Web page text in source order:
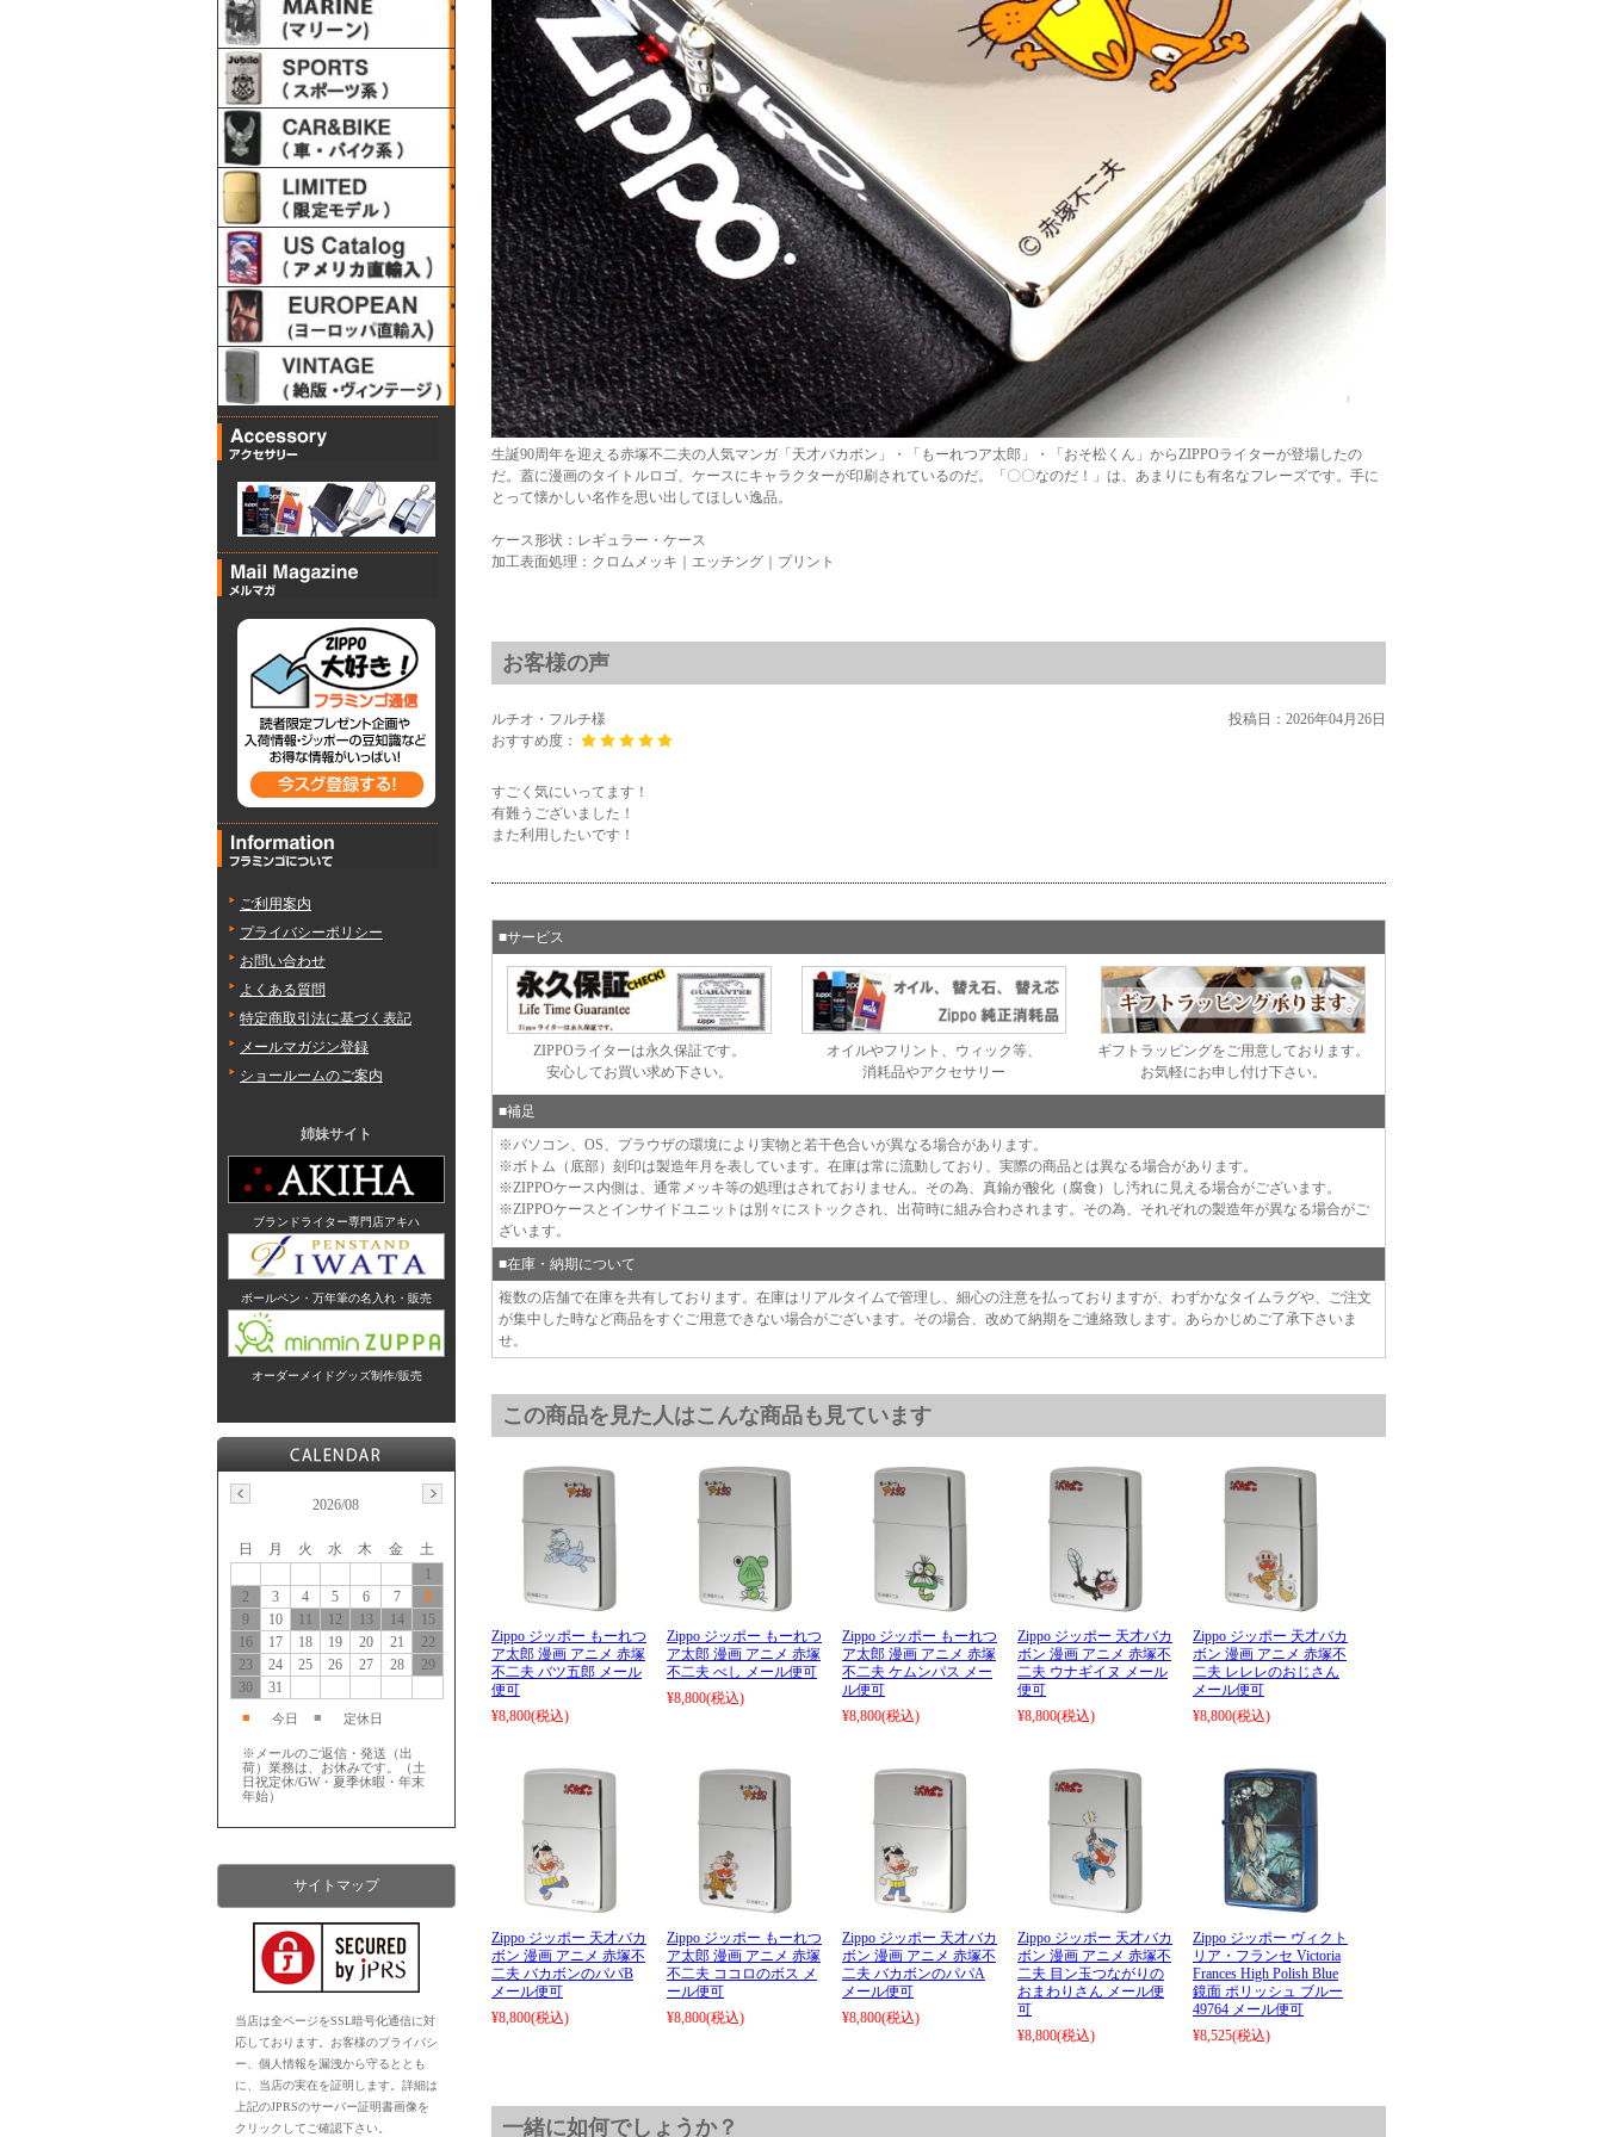
生誕90周年を迎える赤塚不二夫の人気マンガ「天才バカボン」・「もーれつア太郎」・「おそ松くん」からZIPPOライターが登場したの
だ。蓋に漫画のタイトルロゴ、ケースにキャラクターが印刷されているのだ。「〇〇なのだ！」は、あまりにも有名なフレーズです。手に
とって懐かしい名作を思い出してほしい逸品。
ケース形状：レギュラー・ケース
加工表面処理：クロムメッキ｜エッチング｜プリント
お客様の声
ルチオ・フルチ様 投稿日： 2026年04月26日
おすすめ度：
すごく気にいってます！
有難うございました！
また利用したいです！
■サービス
ZIPPOライターは永久保証です。
安心してお買い求め下さい。
オイルやフリント、ウィック等、
消耗品やアクセサリー
ギフトラッピングをご用意しております。
お気軽にお申し付け下さい。
■補足
※パソコン、OS、プラウザの環境により実物と若干色合いが異なる場合があります。
※ボトム（底部）刻印は製造年月を表しています。在庫は常に流動しており、実際の商品とは異なる場合があります。
※ZIPPOケース内側は、通常メッキ等の処理はされておりません。その為、真鍮が酸化（腐食）し汚れに見える場合がございます。
※ZIPPOケースとインサイドユニットは別々にストックされ、出荷時に組み合わされます。その為、それぞれの製造年が異なる場合がご
ざいます。
■在庫・納期について
複数の店舗で在庫を共有しております。在庫はリアルタイムで管理し、細心の注意を払っておりますが、わずかなタイムラグや、ご注文
が集中した時など商品をすぐご用意できない場合がございます。その場合、改めて納期をご連絡致します。あらかじめご了承下さいま
せ。
この商品を見た人はこんな商品も見ています
Zippo ジッポー もーれつ
ア太郎 漫画 アニメ 赤塚
不二夫 バツ五郎 メール
便可
¥8,800(税込)
Zippo ジッポー もーれつ
ア太郎 漫画 アニメ 赤塚
不二夫 べし メール便可
¥8,800(税込)
Zippo ジッポー もーれつ
ア太郎 漫画 アニメ 赤塚
不二夫 ケムンパス メー
ル便可
¥8,800(税込)
Zippo ジッポー 天才バカ
ボン 漫画 アニメ 赤塚不
二夫 ウナギイヌ メール
便可
¥8,800(税込)
Zippo ジッポー 天才バカ
ボン 漫画 アニメ 赤塚不
二夫 レレレのおじさん
メール便可
¥8,800(税込)
Zippo ジッポー 天才バカ
ボン 漫画 アニメ 赤塚不
二夫 バカボンのパパB
メール便可
¥8,800(税込)
Zippo ジッポー もーれつ
ア太郎 漫画 アニメ 赤塚
不二夫 ココロのボス メ
ール便可
¥8,800(税込)
Zippo ジッポー 天才バカ
ボン 漫画 アニメ 赤塚不
二夫 バカボンのパパA
メール便可
¥8,800(税込)
Zippo ジッポー 天才バカ
ボン 漫画 アニメ 赤塚不
二夫 目ン玉つながりの
おまわりさん メール便
可
¥8,800(税込)
Zippo ジッポー ヴィクト
リア・フランセ Victoria
Frances High Polish Blue
鏡面 ポリッシュ ブルー
49764 メール便可
¥8,525(税込)
一緒に如何でしょうか？
ご利用案内
プライバシーポリシー
お問い合わせ
よくある質問
特定商取引法に基づく表記
メールマガジン登録
ショールームのご案内
姉妹サイト
ブランドライター専門店アキハ
ボールペン・万年筆の名入れ・販売
オーダーメイドグッズ制作/販売
2026/08
日 月 火 水 木 金
土
1
2
3 4 5 6 7
8
9
10 11 12 13 14
15
16
17 18 19 20 21
22
23
24 25 26 27 28
29
30
31
■ 今日 ■ 定休日
※メールのご返信・発送（出
荷）業務は、お休みです。（土
日祝定休/GW・夏季休暇・年末
年始）
サイトマップ
当店は全ページをSSL暗号化通信に対
応しております。お客様のプライバシ
ー、個人情報を漏洩から守るととも
に、当店の実在を証明します。詳細は
上記のJPRSのサーバー証明書画像を
クリックしてご確認下さい。